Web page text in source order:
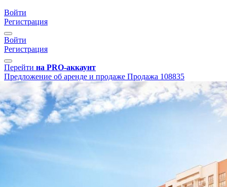
Войти
Регистрация
Войти
Регистрация
Перейти на PRO-аккаунт
Предложение об аренде и продаже Продажа 108835